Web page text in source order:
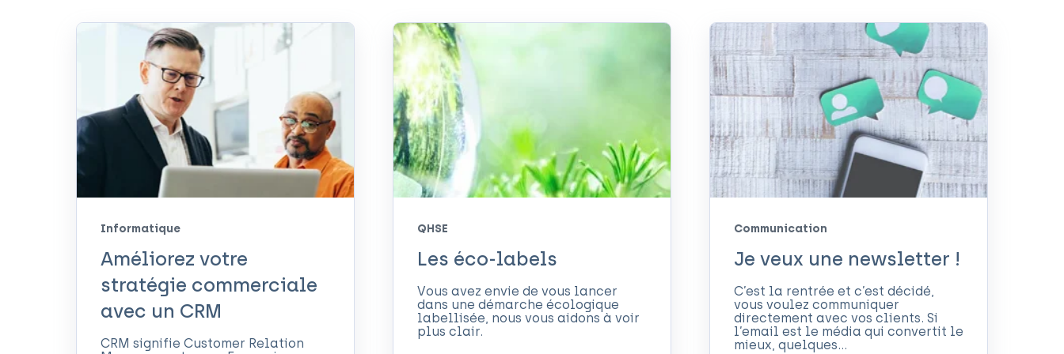
Informatique
Améliorez votre
stratégie commerciale
avec un CRM
CRM signifie Customer Relation
QHSE
Les éco-labels
Vous avez envie de vous lancer
dans une démarche écologique
labellisée, nous vous aidons à voir
plus clair.
Communication
Je veux une newsletter !
C’est la rentrée et c’est décidé,
vous voulez communiquer
directement avec vos clients. Si
l’email est le média qui convertit le
mieux, quelques...